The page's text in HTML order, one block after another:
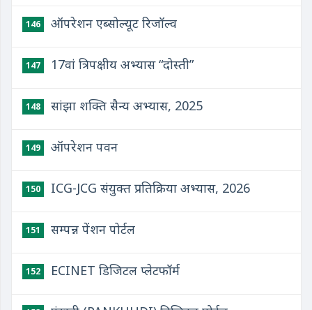
146 ऑपरेशन एब्सोल्यूट रिजॉल्व
147 17वां त्रिपक्षीय अभ्यास “दोस्‍ती”
148 सांझा शक्ति सैन्य अभ्यास, 2025
149 ऑपरेशन पवन
150 ICG-JCG संयुक्‍त प्रतिक्रिया अभ्‍यास, 2026
151 सम्पन्न पेंशन पोर्टल
152 ECINET डिजिटल प्लेटफॉर्म